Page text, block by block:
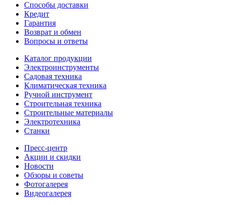
Способы доставки
Кредит
Гарантия
Возврат и обмен
Вопросы и ответы
Каталог продукции
Электроинструменты
Садовая техника
Климатическая техника
Ручной инструмент
Строительная техника
Строительные материалы
Электротехника
Станки
Пресс-центр
Акции и скидки
Новости
Обзоры и советы
Фотогалерея
Видеогалерея